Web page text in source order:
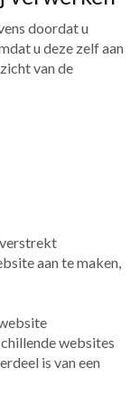
doordat u
u deze zelf aan
van de
aan te maken,
websites
is van een